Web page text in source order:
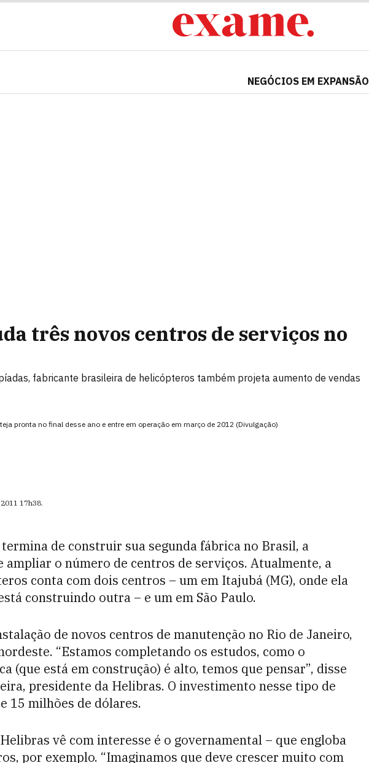
NEGÓCIOS EM EXPANSÃO
três novos centros de serviços no
fabricante brasileira de helicópteros também projeta aumento de vendas
pronta no final desse ano e entre em operação em março de 2012 (Divulgação)
17h38.
de construir sua segunda fábrica no Brasil, a
ampliar o número de centros de serviços. Atualmente, a
conta com dois centros – um em Itajubá (MG), onde ela
construindo outra – e um em São Paulo.
de novos centros de manutenção no Rio de Janeiro,
“Estamos completando os estudos, como o
(que está em construção) é alto, temos que pensar”, disse
presidente da Helibras. O investimento nesse tipo de
15 milhões de dólares.
vê com interesse é o governamental – que engloba
por exemplo. “Imaginamos que deve crescer muito com